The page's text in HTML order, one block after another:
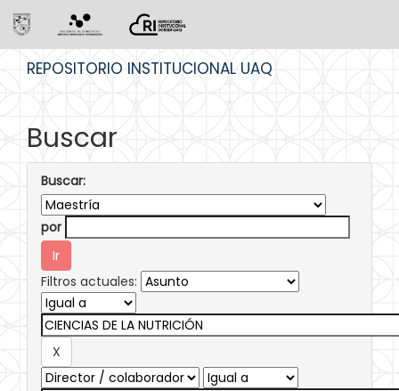
REPOSITORIO INSTITUCIONAL UAQ
Buscar
Buscar:
por
Filtros actuales: